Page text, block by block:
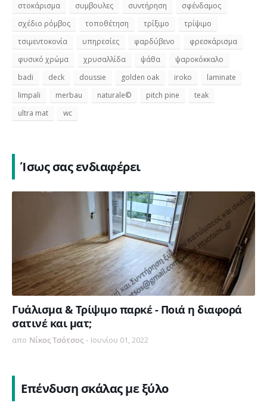
στοκάρισμα
συμβουλες συντήρηση
σφένδαμος
σχέδιο ρόμβος
τοποθέτηση τρίξιμο
τρίψιμο
τσιμεντοκονία
υπηρεσίες φαρδύβενο
φρεσκάρισμα
φυσικό χρώμα
χρυσαλλίδα ψάθα
ψαροκόκκαλο
badi
deck doussie golden oak iroko
laminate
limpali
merbau naturale© pitch pine
teak
ultra mat
wc
Ίσως σας ενδιαφέρει
Γυάλισμα & Τρίψιμο παρκέ - Ποιά η διαφορά
σατινέ και ματ;
απο Νίκος Τσότσος - Ιουνίου 01, 2022
Επένδυση σκάλας με ξύλο